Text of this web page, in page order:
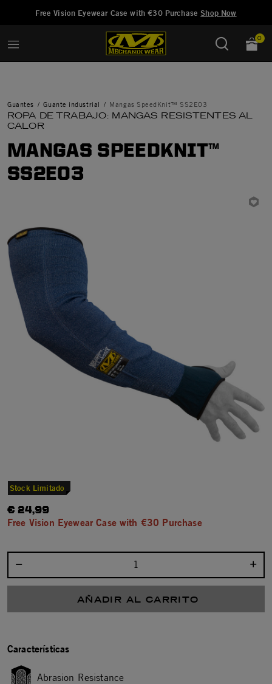
Free Vision Eyewear Case with €30 PurchaseShop Now
0
Guantes Guante industrial Mangas SpeedKnit™ SS2E03
ROPA DE TRABAJO: MANGAS RESISTENTES AL
CALOR
MANGAS SPEEDKNIT™
SS2E03
Stock Limitado
€ 24,99
Free Vision Eyewear Case with €30 Purchase
AÑADIR AL CARRITO
Características
Abrasion Resistance
Añadido a Gestionar Lista de Deseos